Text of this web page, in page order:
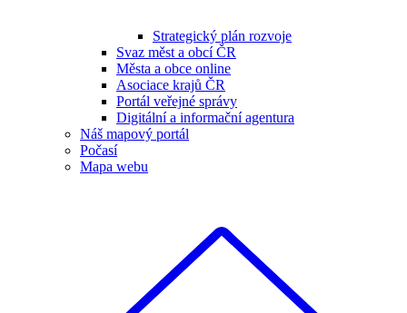
Strategický plán rozvoje
Svaz měst a obcí ČR
Města a obce online
Asociace krajů ČR
Portál veřejné správy
Digitální a informační agentura
Náš mapový portál
Počasí
Mapa webu